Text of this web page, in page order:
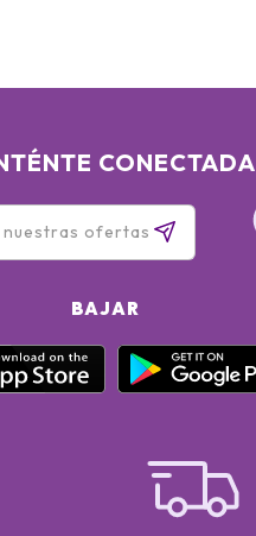
CONECTADA
BAJAR